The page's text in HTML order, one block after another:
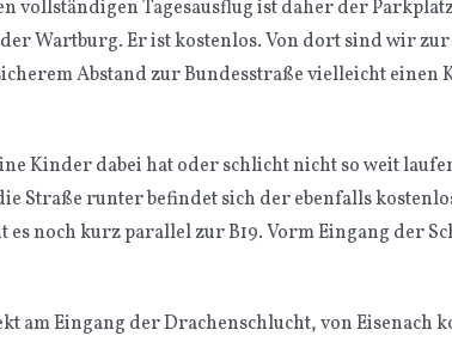
vollständigen Tagesausflug ist daher der
Wartburg. Er ist kostenlos. Von dort sind wir
Abstand zur Bundesstraße vielleicht einen
Kinder dabei hat oder schlicht nicht so weit
Straße runter befindet sich der ebenfalls
es noch kurz parallel zur B19. Vorm Eingang der
am Eingang der Drachenschlucht, von Eisenach